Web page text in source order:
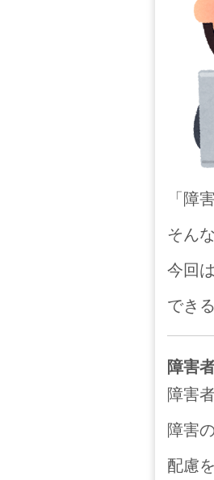
「障
そん
今回
でき
障害
障害
障害
配慮